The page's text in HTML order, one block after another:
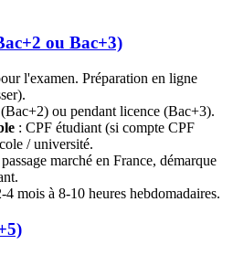
ou Bac+3)
l'examen. Préparation en ligne
ou pendant licence (Bac+3).
: CPF étudiant (si compte CPF
/ université.
marché en France, démarque
4 mois à 8-10 heures hebdomadaires.